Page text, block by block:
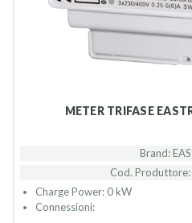
METER TRIFASE
Brand:
Cod.
Charge Power: 0 kW
Connessioni: